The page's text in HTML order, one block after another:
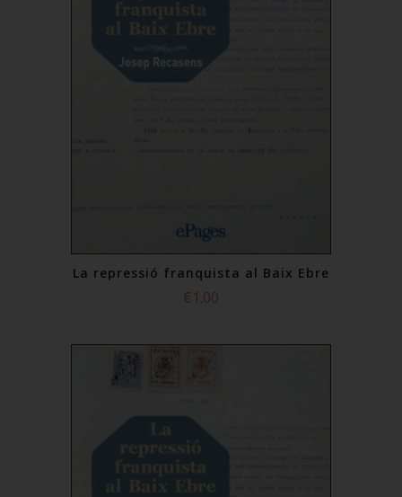
La repressió franquista al Baix Ebre
€1.00